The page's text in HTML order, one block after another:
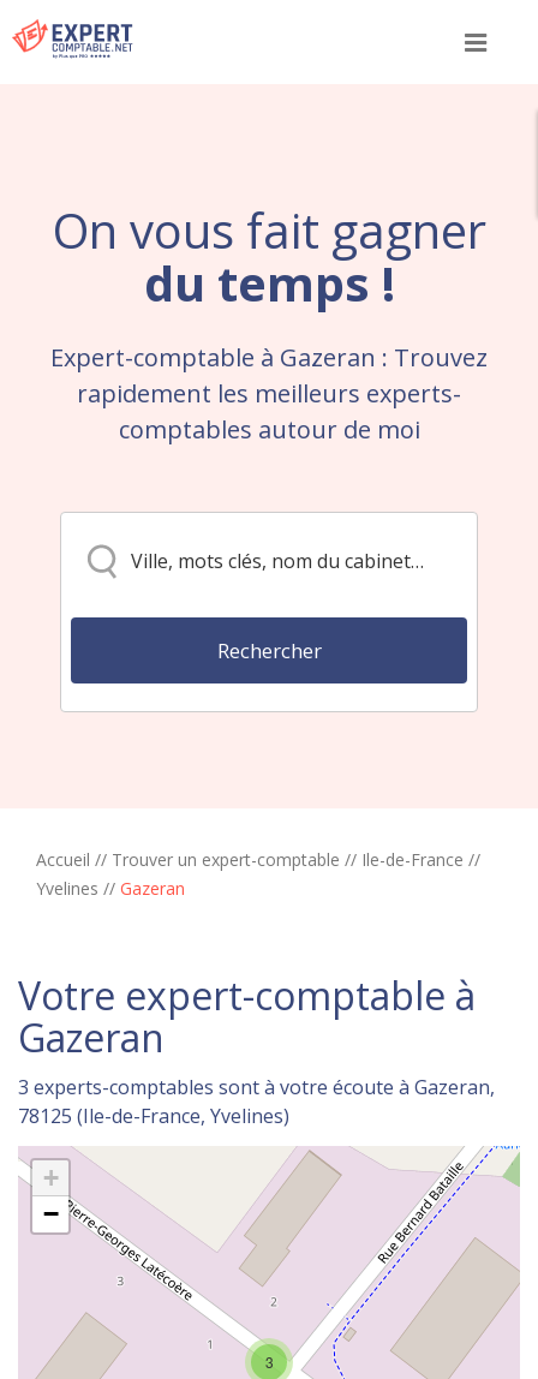
Menu
On vous fait gagner
du temps !
Expert-comptable à Gazeran : Trouvez
rapidement les meilleurs experts-
comptables autour de moi
Accueil // Trouver un expert-comptable // Ile-de-France //
Yvelines // Gazeran
Votre expert-comptable à
Gazeran
3 experts-comptables sont à votre écoute à Gazeran,
78125 (Ile-de-France, Yvelines)
3
+
−